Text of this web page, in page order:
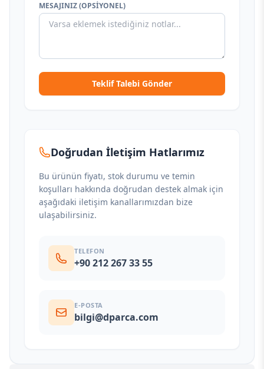
MESAJINIZ (OPSIYONEL)
Teklif Talebi Gönder
Doğrudan İletişim Hatlarımız
Bu ürünün fiyatı, stok durumu ve temin
koşulları hakkında doğrudan destek almak için
aşağıdaki iletişim kanallarımızdan bize
ulaşabilirsiniz.
TELEFON
+90 212 267 33 55
E-POSTA
bilgi@dparca.com